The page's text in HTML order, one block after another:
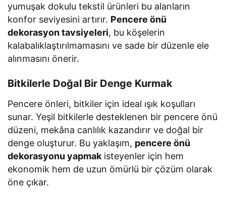
yumuşak dokulu tekstil ürünleri bu alanların
konfor seviyesini artırır. Pencere önü
dekorasyon tavsiyeleri, bu köşelerin
kalabalıklaştırılmamasını ve sade bir düzenle ele
alınmasını önerir.
Bitkilerle Doğal Bir Denge Kurmak
Pencere önleri, bitkiler için ideal ışık koşulları
sunar. Yeşil bitkilerle desteklenen bir pencere önü
düzeni, mekâna canlılık kazandırır ve doğal bir
denge oluşturur. Bu yaklaşım, pencere önü
dekorasyonu yapmak isteyenler için hem
ekonomik hem de uzun ömürlü bir çözüm olarak
öne çıkar.